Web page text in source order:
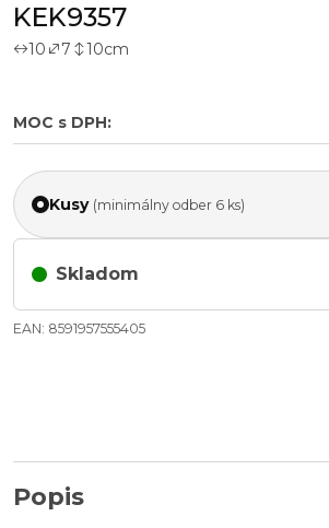
KEK9357
10 7 10cm
MOC s DPH:
Kusy (minimálny odber 6 ks)
Skladom
EAN: 8591957555405
Popis